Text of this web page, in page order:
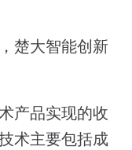
楚大智能创新
产品实现的收
术主要包括成